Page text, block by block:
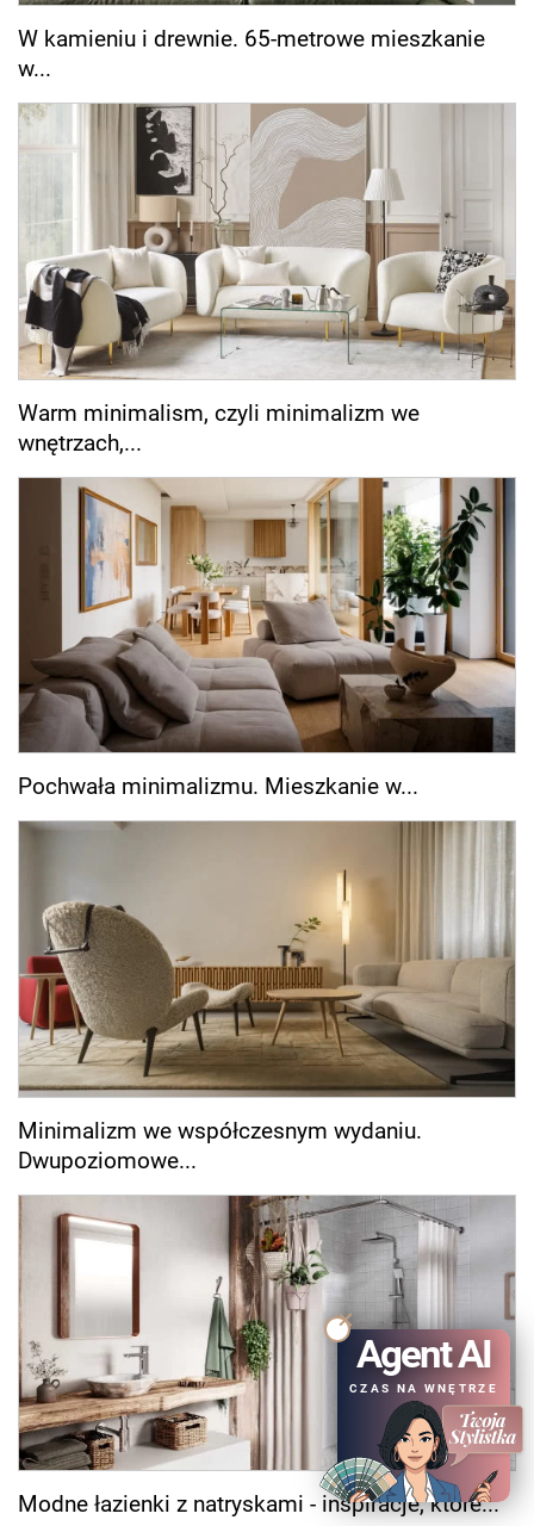
W kamieniu i drewnie. 65-metrowe mieszkanie
w...
Warm minimalism, czyli minimalizm we
wnętrzach,...
Pochwała minimalizmu. Mieszkanie w...
Minimalizm we współczesnym wydaniu.
Dwupoziomowe...
Modne łazienki z natryskami - inspiracje, które...
Agent AI
CZAS NA WNĘTRZE